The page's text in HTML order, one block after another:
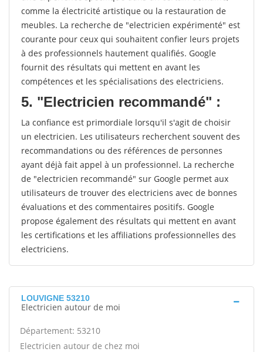
comme la électricité artistique ou la restauration de
meubles. La recherche de "electricien expérimenté" est
courante pour ceux qui souhaitent confier leurs projets
à des professionnels hautement qualifiés. Google
fournit des résultats qui mettent en avant les
compétences et les spécialisations des electriciens.
5. "Electricien recommandé" :
La confiance est primordiale lorsqu'il s'agit de choisir
un electricien. Les utilisateurs recherchent souvent des
recommandations ou des références de personnes
ayant déjà fait appel à un professionnel. La recherche
de "electricien recommandé" sur Google permet aux
utilisateurs de trouver des electriciens avec de bonnes
évaluations et des commentaires positifs. Google
propose également des résultats qui mettent en avant
les certifications et les affiliations professionnelles des
electriciens.
LOUVIGNE 53210
Electricien autour de moi
Département: 53210
Electricien autour de chez moi